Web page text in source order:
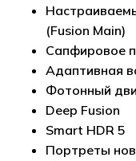
(Fusion Main)
Сапфировое
Адаптивная
Фотонный
Deep Fusion
Smart HDR 5
Портреты